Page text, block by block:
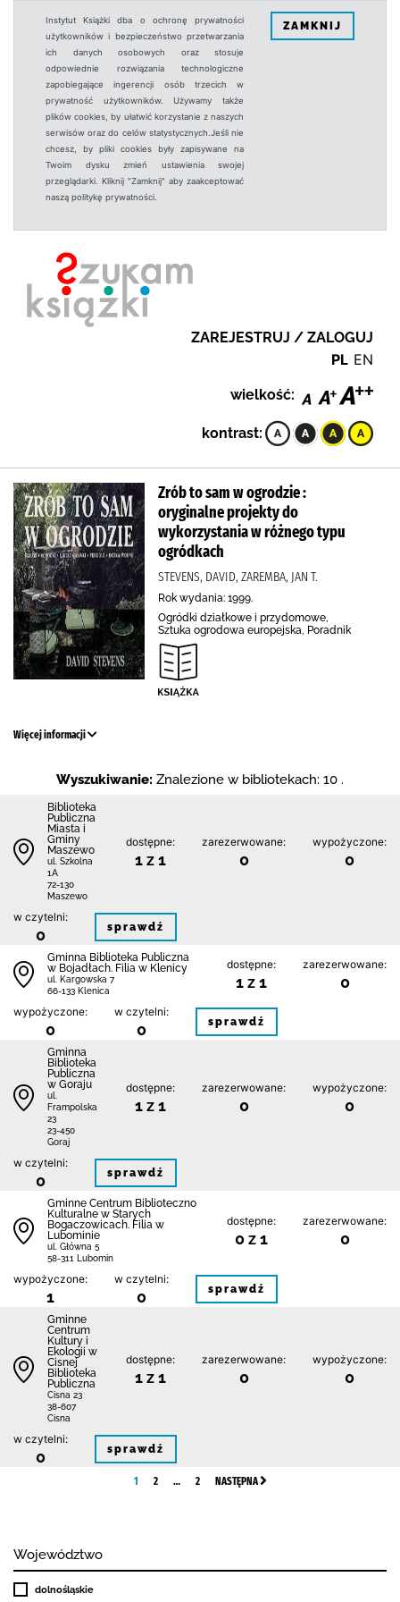
Instytut Książki dba o ochronę prywatności
użytkowników i bezpieczeństwo przetwarzania
ich danych osobowych oraz stosuje
odpowiednie rozwiązania technologiczne
zapobiegające ingerencji osób trzecich w
prywatność użytkowników. Używamy także
plików cookies, by ułatwić korzystanie z naszych
serwisów oraz do celów statystycznych.Jeśli nie
chcesz, by pliki cookies były zapisywane na
Twoim dysku zmień ustawienia swojej
przeglądarki. Kliknij "Zamknij" aby zaakceptować
naszą politykę prywatności.
ZAMKNIJ
ZAREJESTRUJ / ZALOGUJ
PL EN
wielkość:
kontrast:
Zrób to sam w ogrodzie :
oryginalne projekty do
wykorzystania w różnego typu
ogródkach
STEVENS, DAVID, ZAREMBA, JAN T.
Rok wydania: 1999.
Ogródki działkowe i przydomowe,
Sztuka ogrodowa europejska, Poradnik
Więcej informacji
Wyszukiwanie: Znalezione w bibliotekach: 10 .
Biblioteka
Publiczna
Miasta i
Gminy
Maszewo
ul. Szkolna
1A
72-130
Maszewo
dostępne:
1 z 1
zarezerwowane:
0
wypożyczone:
0
w czytelni:
0 sprawdź
Gminna Biblioteka Publiczna
w Bojadłach. Filia w Klenicy
ul. Kargowska 7
66-133 Klenica
dostępne:
1 z 1
zarezerwowane:
0
wypożyczone:
0
w czytelni:
0 sprawdź
Gminna
Biblioteka
Publiczna
w Goraju
ul.
Frampolska
23
23-450
Goraj
dostępne:
1 z 1
zarezerwowane:
0
wypożyczone:
0
w czytelni:
0 sprawdź
Gminne Centrum Biblioteczno
Kulturalne w Starych
Bogaczowicach. Filia w
Lubominie
ul. Główna 5
58-311 Lubomin
dostępne:
0 z 1
zarezerwowane:
0
wypożyczone:
1
w czytelni:
0 sprawdź
Gminne
Centrum
Kultury i
Ekologii w
Cisnej
Biblioteka
Publiczna
Cisna 23
38-607
Cisna
dostępne:
1 z 1
zarezerwowane:
0
wypożyczone:
0
w czytelni:
0 sprawdź
1 2 … 2 NASTĘPNA
Województwo
dolnośląskie